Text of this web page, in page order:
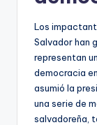
Los
Salvador han
representan
democracia
asumió la
una serie de
salvadoreña,